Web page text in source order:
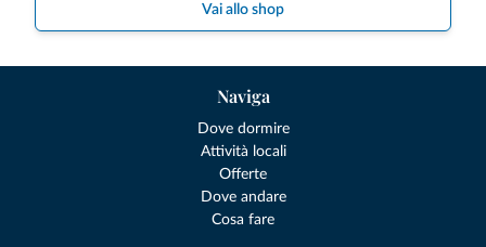
Vai allo shop
Naviga
Dove dormire
Attività locali
Offerte
Dove andare
Cosa fare